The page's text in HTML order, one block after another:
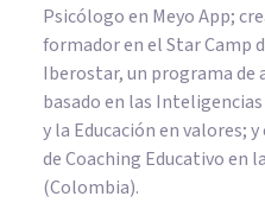
Psicólogo en Meyo App;
formador en el Star Camp
Iberostar, un programa
basado en las
y la Educación en valores;
de Coaching Educativo en
(Colombia).